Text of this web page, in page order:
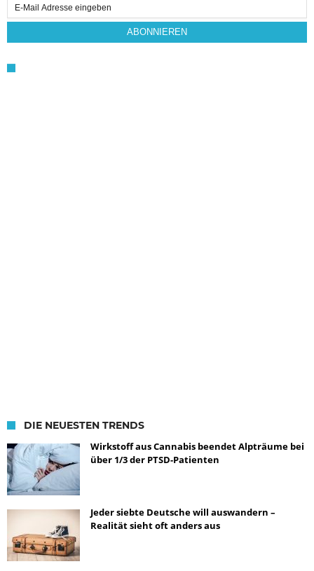
Subscription
ABONNIEREN
DIE NEUESTEN TRENDS
Wirkstoff aus Cannabis beendet Alpträume bei
über 1/3 der PTSD-Patienten
Jeder siebte Deutsche will auswandern –
Realität sieht oft anders aus